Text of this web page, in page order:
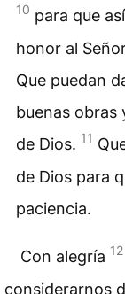
10 para que
honor al
Que puedan
buenas obras
de Dios. 11
de Dios para
paciencia.
Con alegría 12
considerarnos